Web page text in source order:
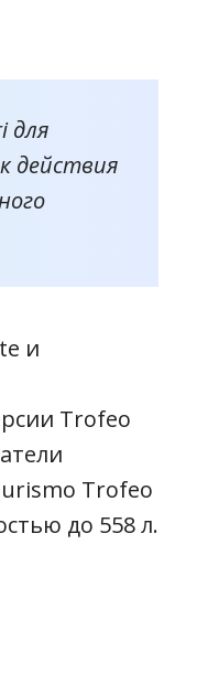
для
действия
и
Trofeo
Trofeo
до 558 л.